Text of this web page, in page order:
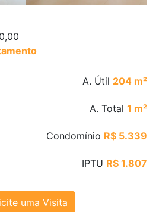
A. Útil 204 m²
A. Total 1 m²
Condomínio R$ 5.339
IPTU R$ 1.807
uma Visita